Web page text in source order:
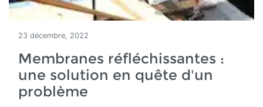
23 décembre, 2022
Membranes réfléchissantes :
une solution en quête d'un
problème